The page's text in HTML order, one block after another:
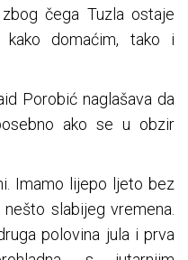
čega Tuzla ostaje
kako domaćim, tako i
Porobić naglašava da
ako se u obzir
Imamo lijepo ljeto bez
slabijeg vremena.
polovina jula i prva